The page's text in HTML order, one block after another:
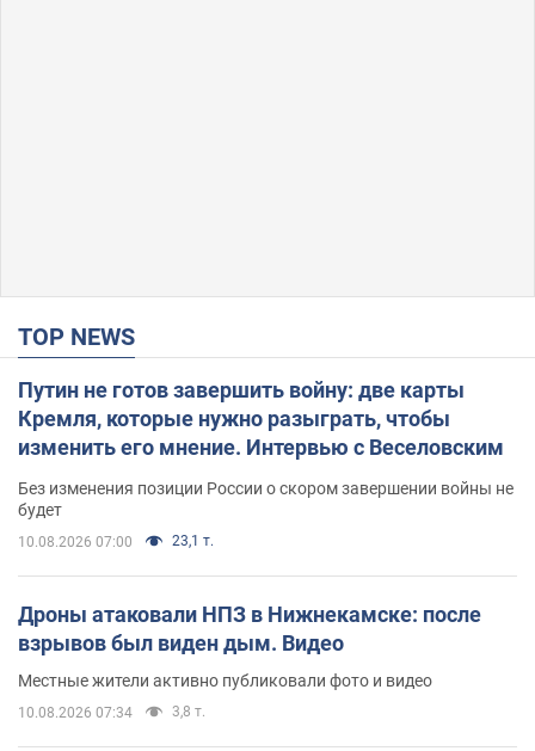
TOP NEWS
Путин не готов завершить войну: две карты
Кремля, которые нужно разыграть, чтобы
изменить его мнение. Интервью с Веселовским
Без изменения позиции России о скором завершении войны не
будет
10.08.2026 07:00 23,1 т.
Дроны атаковали НПЗ в Нижнекамске: после
взрывов был виден дым. Видео
Местные жители активно публиковали фото и видео
10.08.2026 07:34 3,8 т.